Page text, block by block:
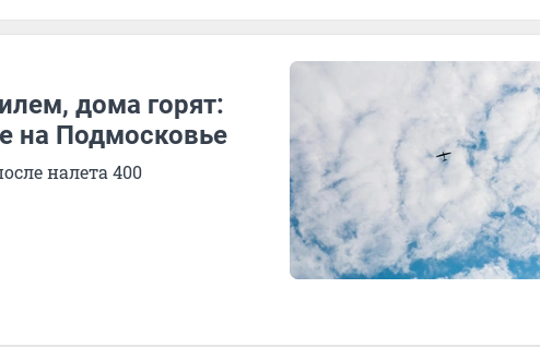
дома горят:
на Подмосковье
налета 400